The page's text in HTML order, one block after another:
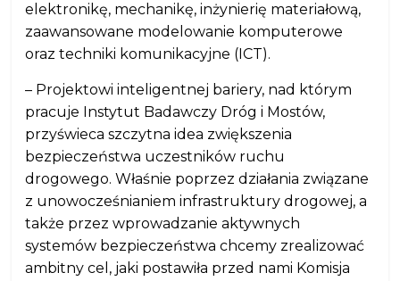
elektronikę, mechanikę, inżynierię materiałową,
zaawansowane modelowanie komputerowe
oraz techniki komunikacyjne (ICT).
– Projektowi inteligentnej bariery, nad którym
pracuje Instytut Badawczy Dróg i Mostów,
przyświeca szczytna idea zwiększenia
bezpieczeństwa uczestników ruchu
drogowego. Właśnie poprzez działania związane
z unowocześnianiem infrastruktury drogowej, a
także przez wprowadzanie aktywnych
systemów bezpieczeństwa chcemy zrealizować
ambitny cel, jaki postawiła przed nami Komisja